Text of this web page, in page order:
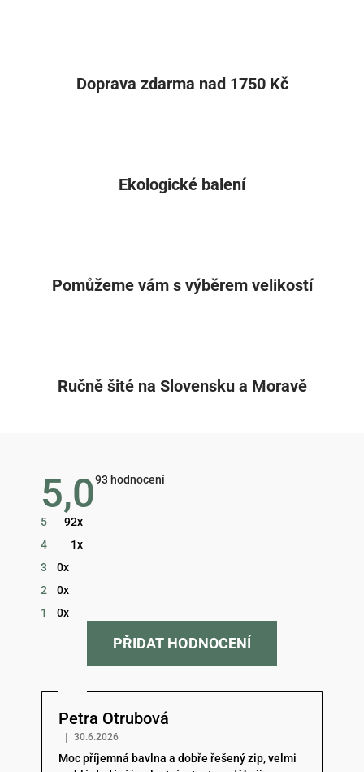
Doprava zdarma nad 1750 Kč
Ekologické balení
Pomůžeme vám s výběrem velikostí
Ručně šité na Slovensku a Moravě
5,0Průměrné
93 hodnocení
5
92x
4
1x
3
0x
2
0x
1
0x
PŘIDAT HODNOCENÍ
Petra Otrubová
Hodnocení obchodu je 5 z 5 hvězdiček.
| 30.6.2026
Moc příjemná bavlna a dobře řešený zip, velmi